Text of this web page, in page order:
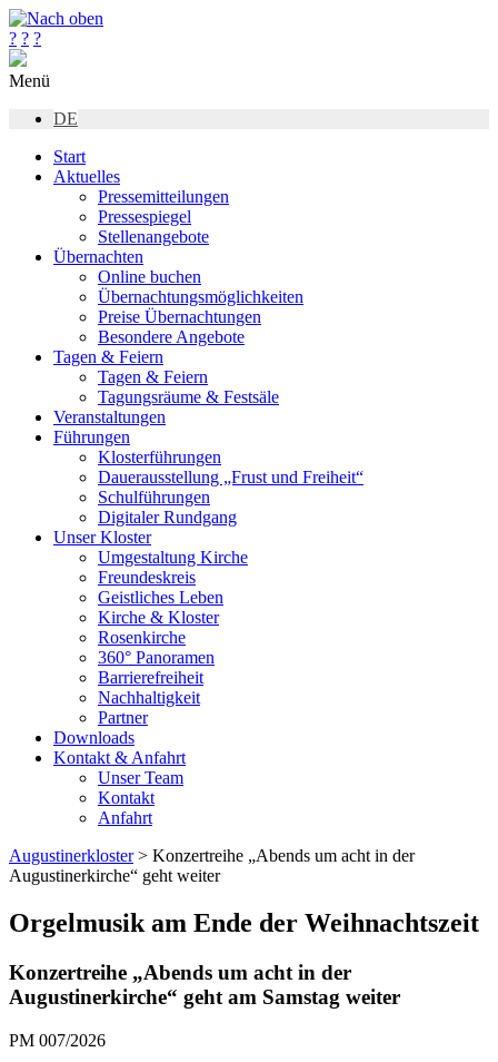
? ? ?
Menü
DE
Start
Aktuelles
Pressemitteilungen
Pressespiegel
Stellenangebote
Übernachten
Online buchen
Übernachtungsmöglichkeiten
Preise Übernachtungen
Besondere Angebote
Tagen & Feiern
Tagen & Feiern
Tagungsräume & Festsäle
Veranstaltungen
Führungen
Klosterführungen
Dauerausstellung „Frust und Freiheit“
Schulführungen
Digitaler Rundgang
Unser Kloster
Umgestaltung Kirche
Freundeskreis
Geistliches Leben
Kirche & Kloster
Rosenkirche
360° Panoramen
Barrierefreiheit
Nachhaltigkeit
Partner
Downloads
Kontakt & Anfahrt
Unser Team
Kontakt
Anfahrt
Augustinerkloster> Konzertreihe „Abends um acht in der
Augustinerkirche“ geht weiter
Orgelmusik am Ende der Weihnachtszeit
Konzertreihe „Abends um acht in der
Augustinerkirche“ geht am Samstag weiter
PM 007/2026